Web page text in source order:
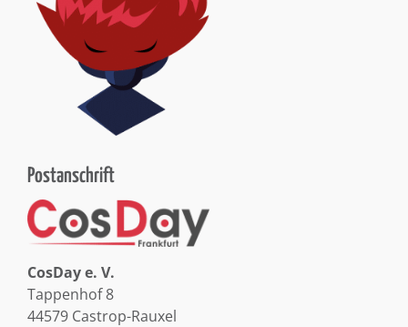
Postanschrift
CosDay e. V.
Tappenhof 8
44579 Castrop-Rauxel